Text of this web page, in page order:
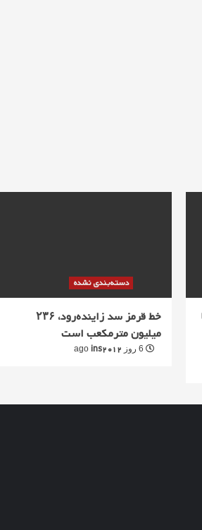
دسته‌بندی نشده
خط قرمز سد زاینده‌رود، ۲۳۶
میلیون مترمکعب است
6 روز ago ins2012